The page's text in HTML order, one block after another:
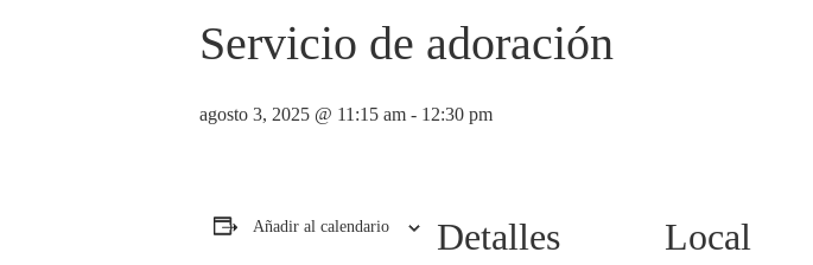
Servicio de adoración
agosto 3, 2025 @ 11:15 am - 12:30 pm
Añadir al calendario Detalles Local